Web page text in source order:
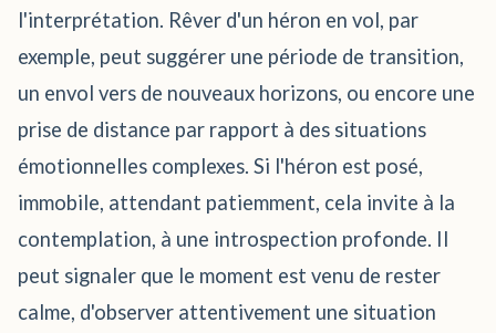
l'interprétation. Rêver d'un héron en vol, par
exemple, peut suggérer une période de transition,
un envol vers de nouveaux horizons, ou encore une
prise de distance par rapport à des situations
émotionnelles complexes. Si l'héron est posé,
immobile, attendant patiemment, cela invite à la
contemplation, à une introspection profonde. Il
peut signaler que le moment est venu de rester
calme, d'observer attentivement une situation